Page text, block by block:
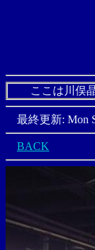
ここは川俣
最終更新: Mon
BACK